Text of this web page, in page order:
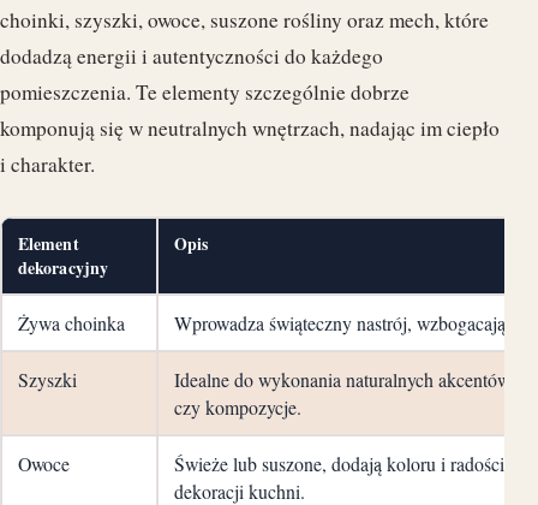
choinki, szyszki, owoce, suszone rośliny oraz mech, które
dodadzą energii i autentyczności do każdego
pomieszczenia. Te elementy szczególnie dobrze
komponują się w neutralnych wnętrzach, nadając im ciepło
i charakter.
Element
dekoracyjny
Opis
Żywa choinka Wprowadza świąteczny nastrój, wzbogacając
Szyszki
Idealne do wykonania naturalnych akcentów,
czy kompozycje.
Owoce
Świeże lub suszone, dodają koloru i radości,
dekoracji kuchni.